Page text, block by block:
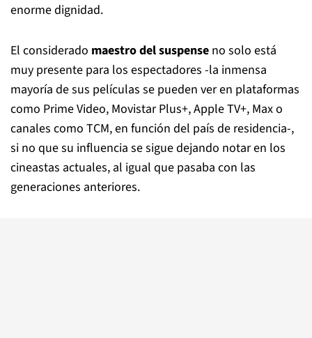
enorme dignidad.
El considerado maestro del suspense no solo está
muy presente para los espectadores -la inmensa
mayoría de sus películas se pueden ver en plataformas
como Prime Video, Movistar Plus+, Apple TV+, Max o
canales como TCM, en función del país de residencia-,
si no que su influencia se sigue dejando notar en los
cineastas actuales, al igual que pasaba con las
generaciones anteriores.